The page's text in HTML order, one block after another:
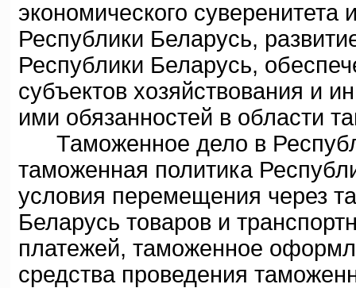
экономического суверенитета
Республики Беларусь,
Республики Беларусь,
субъектов хозяйствования и
ими обязанностей в области
Таможенное дело в
таможенная политика
условия перемещения через
Беларусь товаров и
платежей, таможенное
средства проведения